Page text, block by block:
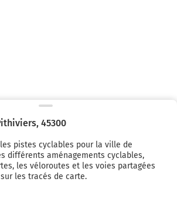
, 45300
pistes cyclables pour la ville de
différents aménagements cyclables,
les véloroutes et les voies partagées
les tracés de carte.